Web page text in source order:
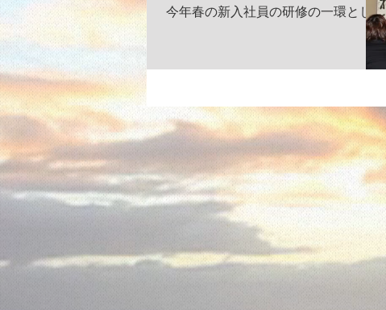
今年春の新入社員の研修の一環とし
て 茶の湯を通して日本文化を教えて
う制約の中で何が伝えられるか？ 思
う事とした。...